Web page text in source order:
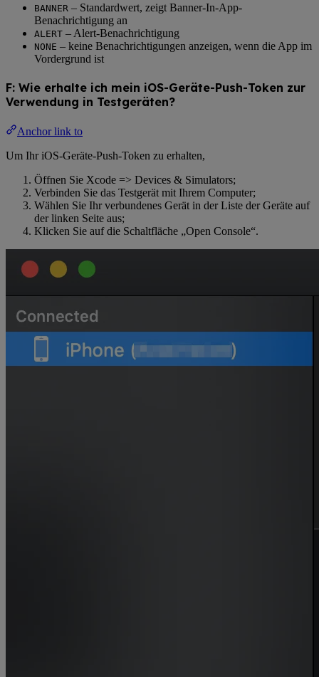
BANNER – Standardwert, zeigt Banner-In-App-
Benachrichtigung an
ALERT – Alert-Benachrichtigung
NONE – keine Benachrichtigungen anzeigen, wenn die App im
Vordergrund ist
F: Wie erhalte ich mein iOS-Geräte-Push-Token zur
Verwendung in Testgeräten?
Anchor link to
Um Ihr iOS-Geräte-Push-Token zu erhalten,
Öffnen Sie Xcode => Devices & Simulators;
Verbinden Sie das Testgerät mit Ihrem Computer;
Wählen Sie Ihr verbundenes Gerät in der Liste der Geräte auf
der linken Seite aus;
Klicken Sie auf die Schaltfläche „Open Console“.